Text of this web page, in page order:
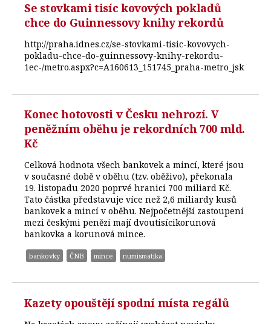
Se stovkami tisíc kovových pokladů
chce do Guinnessovy knihy rekordů
http://praha.idnes.cz/se-stovkami-tisic-kovovych-
pokladu-chce-do-guinnessovy-knihy-rekordu-
1ec-/metro.aspx?c=A160613_151745_praha-metro_jsk
Konec hotovosti v Česku nehrozí. V
peněžním oběhu je rekordních 700 mld.
Kč
Celková hodnota všech bankovek a mincí, které jsou
v současné době v oběhu (tzv. oběživo), překonala
19. listopadu 2020 poprvé hranici 700 miliard Kč.
Tato částka představuje více než 2,6 miliardy kusů
bankovek a mincí v oběhu. Nejpočetnější zastoupení
mezi českými penězi mají dvoutisícikorunová
bankovka a korunová mince.
bankovky ČNB mince numismatika
Kazety opouštějí spodní místa regálů